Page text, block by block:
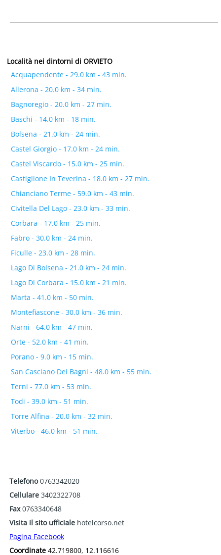
Località nei dintorni di ORVIETO
Acquapendente - 29.0 km - 43 min.
Allerona - 20.0 km - 34 min.
Bagnoregio - 20.0 km - 27 min.
Baschi - 14.0 km - 18 min.
Bolsena - 21.0 km - 24 min.
Castel Giorgio - 17.0 km - 24 min.
Castel Viscardo - 15.0 km - 25 min.
Castiglione In Teverina - 18.0 km - 27 min.
Chianciano Terme - 59.0 km - 43 min.
Civitella Del Lago - 23.0 km - 33 min.
Corbara - 17.0 km - 25 min.
Fabro - 30.0 km - 24 min.
Ficulle - 23.0 km - 28 min.
Lago Di Bolsena - 21.0 km - 24 min.
Lago Di Corbara - 15.0 km - 21 min.
Marta - 41.0 km - 50 min.
Montefiascone - 30.0 km - 36 min.
Narni - 64.0 km - 47 min.
Orte - 52.0 km - 41 min.
Porano - 9.0 km - 15 min.
San Casciano Dei Bagni - 48.0 km - 55 min.
Terni - 77.0 km - 53 min.
Todi - 39.0 km - 51 min.
Torre Alfina - 20.0 km - 32 min.
Viterbo - 46.0 km - 51 min.
Telefono0763342020
Cellulare 3402322708
Fax0763340648
Visita il sito ufficiale hotelcorso.net
Pagina Facebook
Coordinate 42.719800, 12.116616